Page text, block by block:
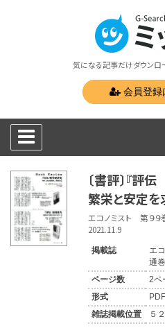
気になる記事だけダウンロ
会員登録
〔書評〕『
繁栄と安定を
エコノミスト 第９
2021.11.9
掲載誌
エ
通
ページ数
2ペ
形式
雑誌掲載位置
５